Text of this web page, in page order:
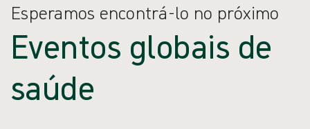
Esperamos encontrá-lo no próximo
Eventos globais de
saúde